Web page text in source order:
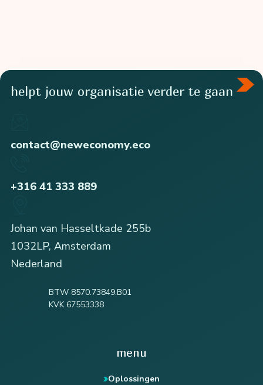
helpt jouw organisatie verder te gaan
contact@neweconomy.eco
+316 41 333 889
Johan van Hasseltkade 255b
1032LP, Amsterdam
Nederland
BTW 8570.73849.B01
KVK 67553338
menu
Oplossingen